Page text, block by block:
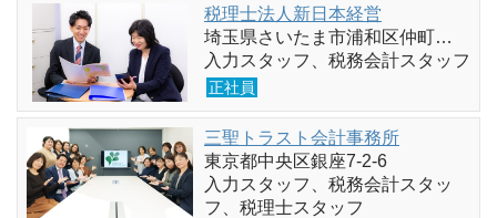
税理士法人新日本経営
埼玉県さいたま市浦和区仲町…
入力スタッフ、税務会計スタッフ
正社員
三聖トラスト会計事務所
東京都中央区銀座7-2-6
入力スタッフ、税務会計スタッ
フ、税理士スタッフ